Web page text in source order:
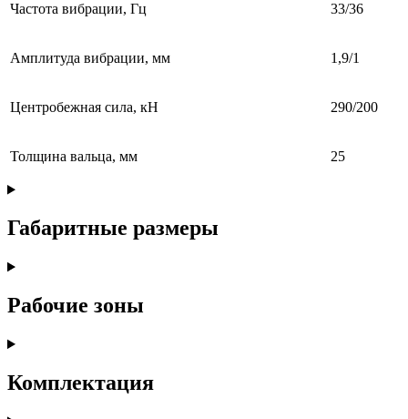
Частота вибрации, Гц 33/36
Амплитуда вибрации, мм 1,9/1
Центробежная сила, кН 290/200
Толщина вальца, мм 25
Габаритные размеры
Рабочие зоны
Комплектация